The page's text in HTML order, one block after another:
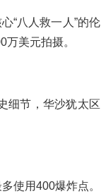
“八人救一人”的伦
美元拍摄。
细节，华沙犹太区
使用400爆炸点。